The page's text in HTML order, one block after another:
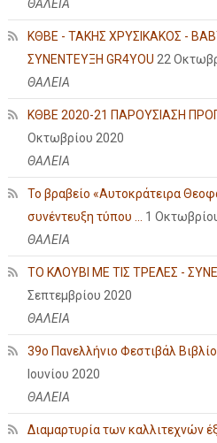
ΘΑΛΕΙΑ
ΚΘΒΕ - ΤΑΚΗΣ ΧΡΥΣΙΚΑΚΟΣ -
ΣΥΝΕΝΤΕΥΞΗ GR4YOU 22
ΘΑΛΕΙΑ
ΚΘΒΕ 2020-21 ΠΑΡΟΥΣΙΑΣΗ
Οκτωβρίου 2020
ΘΑΛΕΙΑ
Το βραβείο «Αυτοκράτειρα
συνέντευξη τύπου ...
1
ΘΑΛΕΙΑ
ΤΟ ΚΛΟΥΒΙ ΜΕ ΤΙΣ ΤΡΕΛΕΣ -
Σεπτεμβρίου 2020
ΘΑΛΕΙΑ
39ο Πανελλήνιο Φεστιβάλ
Ιουνίου 2020
ΘΑΛΕΙΑ
Διαμαρτυρία των καλλιτεχνών